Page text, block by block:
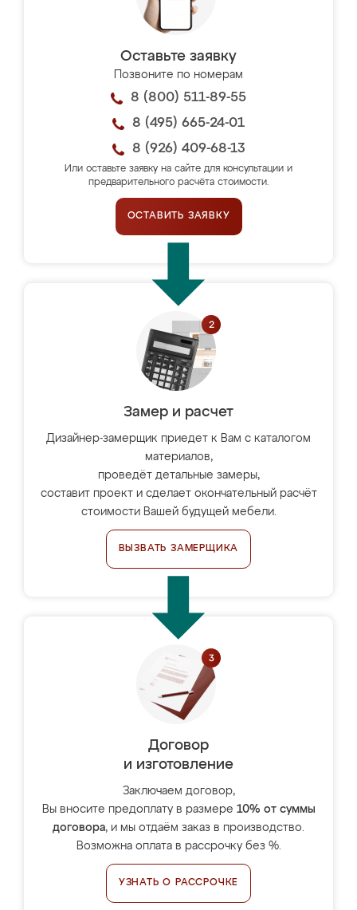
Оставьте заявку
Позвоните по номерам
8 (800) 511-89-55
8 (495) 665-24-01
8 (926) 409-68-13
Или оставьте заявку на сайте для консультации и
предварительного расчёта стоимости.
ОСТАВИТЬ ЗАЯВКУ
Замер и расчет
Дизайнер-замерщик приедет к Вам с каталогом
материалов,
проведёт детальные замеры,
составит проект и сделает окончательный расчёт
стоимости Вашей будущей мебели.
ВЫЗВАТЬ ЗАМЕРЩИКА
Договор
и изготовление
Заключаем договор,
Вы вносите предоплату в размере 10% от суммы
договора, и мы отдаём заказ в производство.
Возможна оплата в рассрочку без %.
УЗНАТЬ О РАССРОЧКЕ